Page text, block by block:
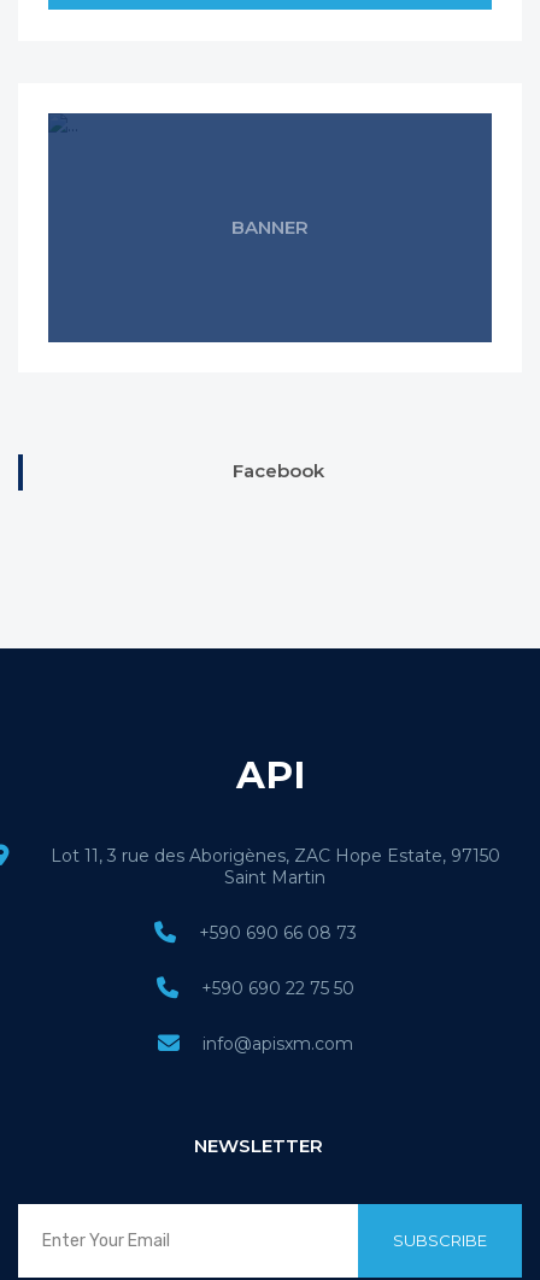
BANNER
Facebook
API
Lot 11, 3 rue des Aborigènes, ZAC Hope Estate, 97150
Saint Martin
+590 690 66 08 73
+590 690 22 75 50
info@apisxm.com
NEWSLETTER
SUBSCRIBE